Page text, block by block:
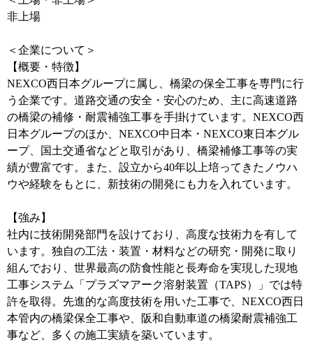
非上場
＜企業について＞
【概要・特徴】
NEXCO西日本グループに属し、橋梁の保全工事を専門に行
う企業です。道路交通の安全・安心のため、主に高速道路
の橋梁の補修・耐震補強工事を手掛けています。NEXCO西
日本グループのほか、NEXCO中日本・NEXCO東日本グル
ープ、国土交通省などと取引があり、橋梁補修工事等の実
績が豊富です。また、設立から40年以上培ってきたノウハ
ウや経験をもとに、新技術の開発にも力を入れています。
【強み】
社内に技術開発部門を設けており、高度な技術力を有して
います。独自の工法・装置・材料などの研究・開発に取り
組んでおり、世界最高の防食性能と長寿命を実現した現地
工事システム「プラズマアーク溶射装置（TAPS）」では特
許を取得。先進的な高度技術を用いた工事で、NEXCO西日
本管内の橋梁保全工事や、阪和自動車道の橋梁耐震補強工
事など、多くの施工実績を築いています。